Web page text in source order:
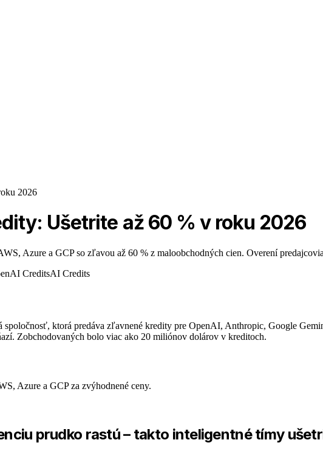
2026
Ušetrite až 60 % v roku 2026
Azure a GCP so zľavou až 60 % z maloobchodných cien. Overení
CreditsAI Credits
spoločnosť, ktorá predáva zľavnené kredity pre OpenAI, Anthropic, Google
Zobchodovaných bolo viac ako 20 miliónov dolárov v kreditoch.
Azure a GCP za zvýhodnené ceny.
prudko rastú – takto inteligentné tímy